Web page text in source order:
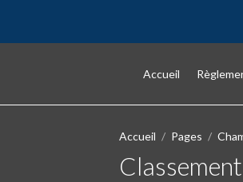
Accueil
Accueil Pages